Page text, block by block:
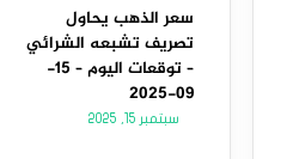
سعر الذهب يحاول
تصريف تشبعه الشرائي
– توقعات اليوم – 15-
09-2025
سبتمبر 15, 2025